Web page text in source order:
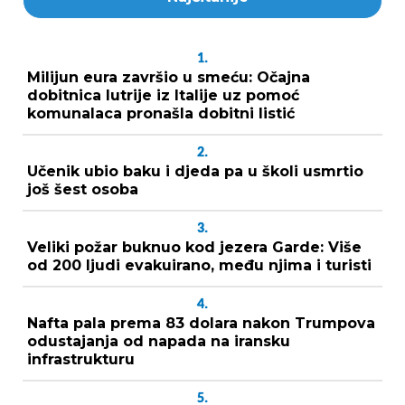
1.
Milijun eura završio u smeću: Očajna
dobitnica lutrije iz Italije uz pomoć
komunalaca pronašla dobitni listić
2.
Učenik ubio baku i djeda pa u školi usmrtio
još šest osoba
3.
Veliki požar buknuo kod jezera Garde: Više
od 200 ljudi evakuirano, među njima i turisti
4.
Nafta pala prema 83 dolara nakon Trumpova
odustajanja od napada na iransku
infrastrukturu
5.